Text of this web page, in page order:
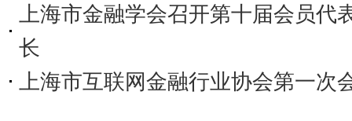
上海市金融学会召开第十届会员
长
上海市互联网金融行业协会第一次